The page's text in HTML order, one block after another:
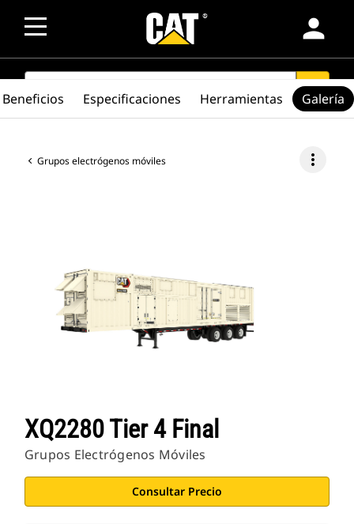
person
SEARCH search
Grupos electrógenos móviles more_vert
XQ2280 Tier 4 Final
Grupos Electrógenos Móviles
Consultar Precio
Beneficios Especificaciones Herramientas Galería